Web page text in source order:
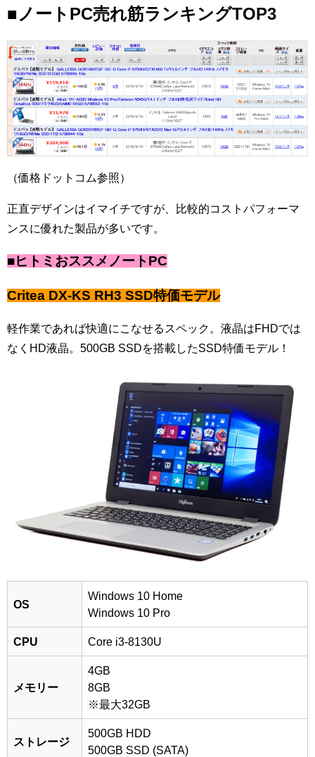
■ノートPC売れ筋ランキングTOP3
（価格ドットコム参照）
正直デザインはイマイチですが、比較的コストパフォーマ
ンスに優れた製品が多いです。
■ヒトミおススメノートPC
Critea DX-KS RH3 SSD特価モデル
軽作業であれば快適にこなせるスペック。液晶はFHDでは
なくHD液晶。500GB SSDを搭載したSSD特価モデル！
OS
Windows 10 Home
Windows 10 Pro
CPU Core i3-8130U
メモリー
4GB
8GB
※最大32GB
ストレージ
500GB HDD
500GB SSD (SATA)